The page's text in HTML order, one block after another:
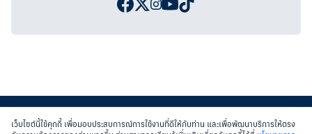
เว็บไซต์นี้ใช้คุกกี้ เพื่อมอบประสบการณ์การใช้งานที่ดีให้กับท่าน และเพื่อพัฒนาบริการให้ตรง